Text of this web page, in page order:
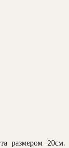
размером 20см.